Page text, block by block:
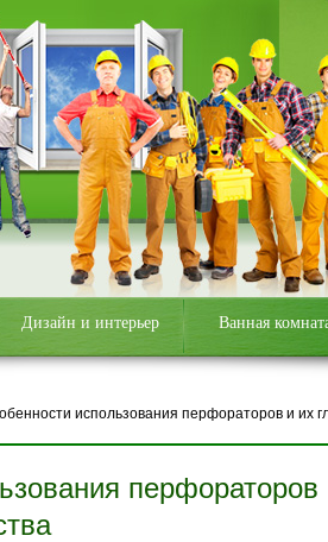
Дизайн и интерьер Ванная
использования перфораторов и их
перфораторов